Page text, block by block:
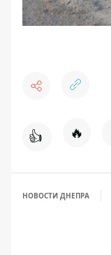
👍 🔥
НОВОСТИ ДНЕПРА